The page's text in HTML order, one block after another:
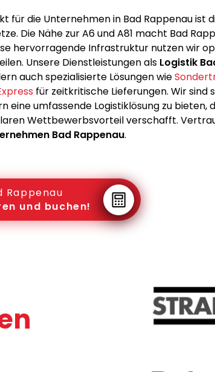
für die Unternehmen in Bad Rappenau ist
Die Nähe zur A6 und A81 macht Bad
hervorragende Infrastruktur nutzen wir
Unsere Dienstleistungen als Logistik
auch spezialisierte Lösungen wie
für zeitkritische Lieferungen. Wir
eine umfassende Logistiklösung zu bieten,
Wettbewerbsvorteil verschafft.
Bad Rappenau.
Rappenau
und buchen!